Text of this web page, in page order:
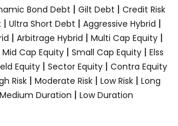
Bond Debt | Gilt Debt | Credit Risk
| Ultra Short Debt | Aggressive Hybrid |
| Arbitrage Hybrid | Multi Cap Equity |
Mid Cap Equity | Small Cap Equity | Elss
Equity| Sector Equity | Contra Equity
Risk | Moderate Risk | Low Risk | Long
Medium Duration | Low Duration